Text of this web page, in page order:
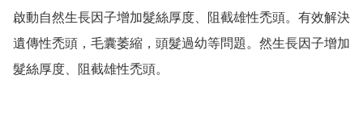
啟動自然生長因子增加髮絲厚度、阻截雄性禿頭。有效解決
遺傳性禿頭，毛囊萎縮，頭髮過幼等問題。然生長因子增加
髮絲厚度、阻截雄性禿頭。